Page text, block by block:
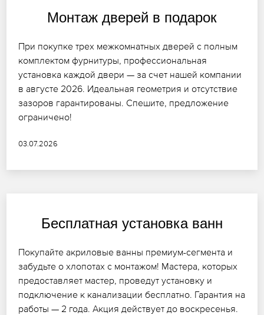
Монтаж дверей в подарок
При покупке трех межкомнатных дверей с полным
комплектом фурнитуры, профессиональная
установка каждой двери — за счет нашей компании
в августе 2026. Идеальная геометрия и отсутствие
зазоров гарантированы. Спешите, предложение
ограничено!
03.07.2026
Бесплатная установка ванн
Покупайте акриловые ванны премиум-сегмента и
забудьте о хлопотах с монтажом! Мастера, которых
предоставляет мастер, проведут установку и
подключение к канализации бесплатно. Гарантия на
работы — 2 года. Акция действует до воскресенья.